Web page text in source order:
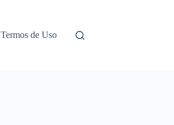
Termos de Uso